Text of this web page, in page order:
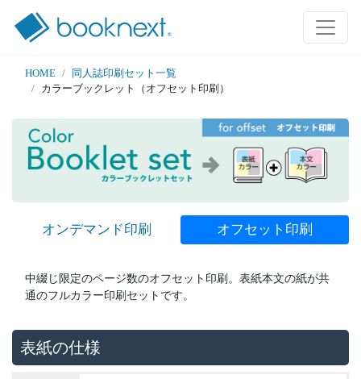
HOME
同人誌印刷セット一覧
カラーブックレット（オフセット印刷）
オンデマンド印刷 オフセット印刷
中綴じ限定のページ数のオフセット印刷。表紙本文の紙が共
通のフルカラー印刷セットです。
表紙の仕様